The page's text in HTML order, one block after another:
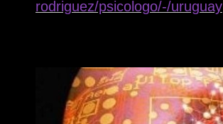
rodriguez/psicologo/-/uruguay